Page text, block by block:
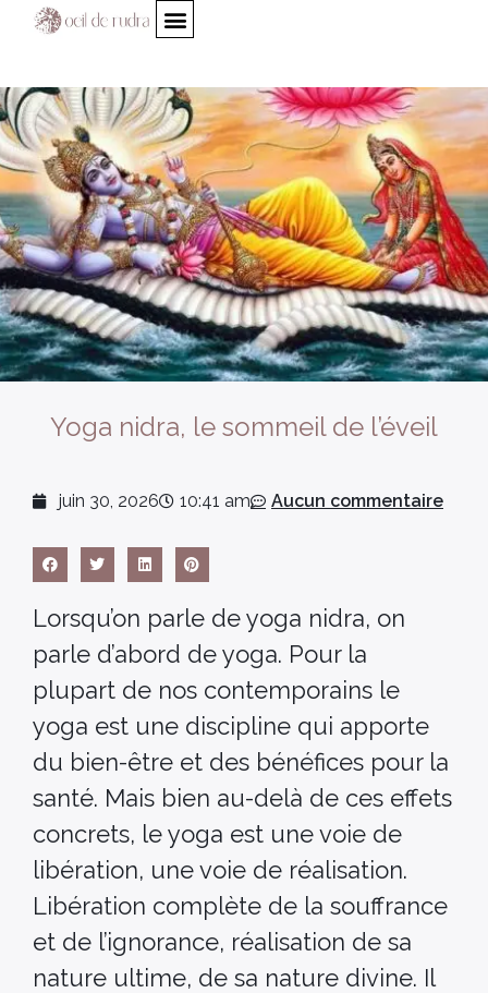
Yoga nidra, le sommeil de l’éveil
juin 30, 2026 10:41 am Aucun commentaire
Lorsqu’on parle de yoga nidra, on
parle d’abord de yoga. Pour la
plupart de nos contemporains le
yoga est une discipline qui apporte
du bien-être et des bénéfices pour la
santé. Mais bien au-delà de ces effets
concrets, le yoga est une voie de
libération, une voie de réalisation.
Libération complète de la souffrance
et de l’ignorance, réalisation de sa
nature ultime, de sa nature divine. Il